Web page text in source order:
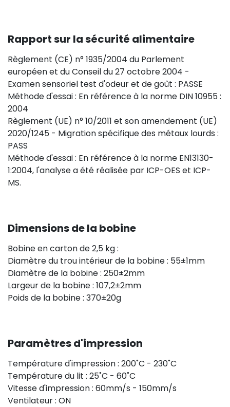
Rapport sur la sécurité alimentaire
Règlement (CE) n° 1935/2004 du Parlement
européen et du Conseil du 27 octobre 2004 -
Examen sensoriel test d'odeur et de goût : PASSE
Méthode d'essai : En référence à la norme DIN 10955 :
2004
Règlement (UE) n° 10/2011 et son amendement (UE)
2020/1245 - Migration spécifique des métaux lourds :
PASS
Méthode d'essai : En référence à la norme EN13130-
1:2004, l'analyse a été réalisée par ICP-OES et ICP-
MS.
Dimensions de la bobine
Bobine en carton de 2,5 kg :
Diamètre du trou intérieur de la bobine : 55±1mm
Diamètre de la bobine : 250±2mm
Largeur de la bobine : 107,2±2mm
Poids de la bobine : 370±20g
Paramètres d'impression
Température d'impression : 200˚C - 230˚C
Température du lit : 25˚C - 60˚C
Vitesse d'impression : 60mm/s - 150mm/s
Ventilateur : ON